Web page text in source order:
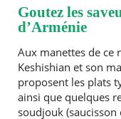
RECHERCHER ...
Goutez les
d’Arménie
Aux manettes de ce
Keshishian et son
proposent les plats
ainsi que quelques
soudjouk